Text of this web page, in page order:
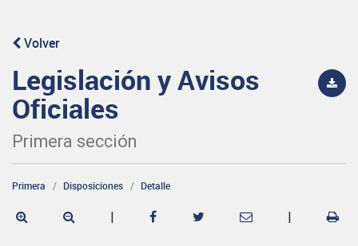
Volver
Legislación y Avisos
Oficiales
Primera sección
Primera Disposiciones Detalle
| |